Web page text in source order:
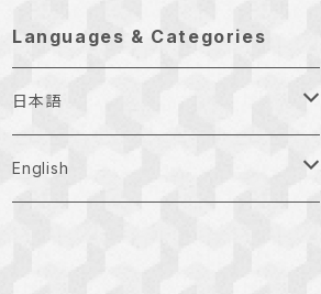
Languages & Categories
日本語
月刊お正月
English